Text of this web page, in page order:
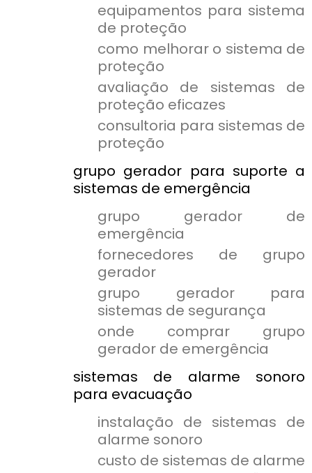
equipamentos para sistema
de proteção
como melhorar o sistema de
proteção
avaliação de sistemas de
proteção eficazes
consultoria para sistemas de
proteção
grupo gerador para suporte a
sistemas de emergência
grupo gerador de
emergência
fornecedores de grupo
gerador
grupo gerador para
sistemas de segurança
onde comprar grupo
gerador de emergência
sistemas de alarme sonoro
para evacuação
instalação de sistemas de
alarme sonoro
custo de sistemas de alarme